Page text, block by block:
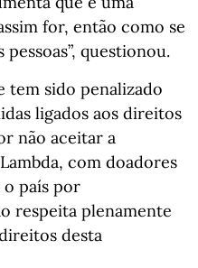
for, então como se
questionou.
tem sido penalizado
ligados aos direitos
não aceitar a
com doadores
país por
respeita plenamente
desta